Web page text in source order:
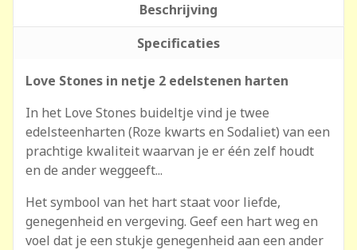
Beschrijving
Specificaties
Love Stones in netje 2 edelstenen harten
In het Love Stones buideltje vind je twee
edelsteenharten (Roze kwarts en Sodaliet) van een
prachtige kwaliteit waarvan je er één zelf houdt
en de ander weggeeft...
Het symbool van het hart staat voor liefde,
genegenheid en vergeving. Geef een hart weg en
voel dat je een stukje genegenheid aan een ander